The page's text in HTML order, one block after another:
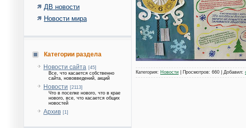
ДВ новости
Новости мира
Категории раздела
Новости сайта [45]
Все, что касается собственно
сайта, нововведений, акций
Новости [2113]
Что в поселке нового, что в крае
нового, все, что касается общих
новостей
Архив [1]
Категория: Новости | Просмотров: 660 | Добавил: